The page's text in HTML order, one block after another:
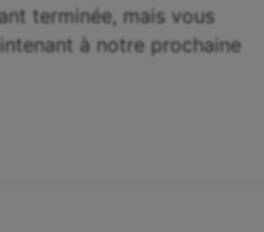
terminée, mais vous
à notre prochaine